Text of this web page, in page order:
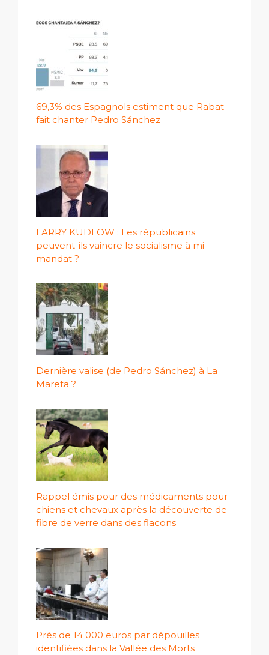
69,3% des Espagnols estiment que Rabat
fait chanter Pedro Sánchez
LARRY KUDLOW : Les républicains
peuvent-ils vaincre le socialisme à mi-
mandat ?
Dernière valise (de Pedro Sánchez) à La
Mareta ?
Rappel émis pour des médicaments pour
chiens et chevaux après la découverte de
fibre de verre dans des flacons
Près de 14 000 euros par dépouilles
identifiées dans la Vallée des Morts